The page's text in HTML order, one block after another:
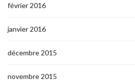
février 2016
janvier 2016
décembre 2015
novembre 2015